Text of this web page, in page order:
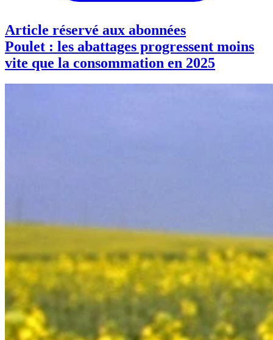
Article réservé aux abonnées
Poulet : les abattages progressent moins
vite que la consommation en 2025